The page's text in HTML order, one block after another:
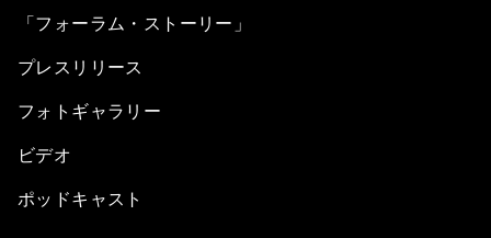
「フォーラム・ストーリー」
プレスリリース
フォトギャラリー
ビデオ
ポッドキャスト